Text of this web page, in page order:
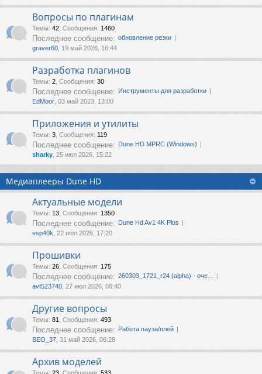
Вопросы по плагинам
Темы: 42 Сообщения: 1460
Последнее сообщение: обновление резки
graver60 , 19 май 2026, 16:44
Разработка плагинов
Темы: 2 Сообщения: 30
Последнее сообщение: Инструменты для разработки
EdMoor , 03 май 2023, 13:00
Приложения и утилиты
Темы: 3 Сообщения: 119
Последнее сообщение: Dune HD MPRC (Windows)
sharky , 25 июл 2026, 15:22
Медиаплееры Dune HD
Актуальные модели
Темы: 13 Сообщения: 1350
Последнее сообщение: Dune Hd Av1 4K Plus
esp40k , 22 июл 2026, 17:20
Прошивки
Темы: 26 Сообщения: 175
Последнее сообщение: 260303_1721_r24 (alpha) - оче…
avt523740 , 27 июл 2026, 08:40
Другие вопросы
Темы: 81 Сообщения: 493
Последнее сообщение: Работа пауза/плей
ВЕО_37 , 31 май 2026, 06:28
Архив моделей
Темы: 23 Сообщения: 533